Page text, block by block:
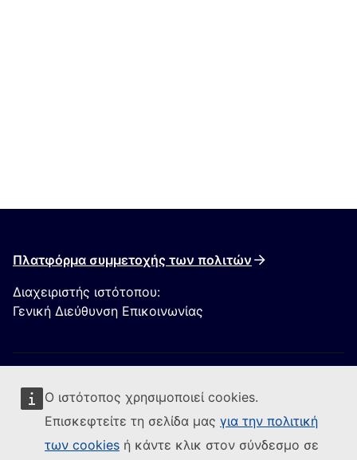
Ο ιστότοπος χρησιμοποιεί cookies.
Επισκεφτείτε τη σελίδα μας για την πολιτική
των cookies ή κάντε κλικ στον σύνδεσμο σε
Πλατφόρμα συμμετοχής των πολιτών
Διαχειριστής ιστότοπου:
Γενική Διεύθυνση Επικοινωνίας
Ακολουθήστε την Ευρωπαϊκή Επιτροπή